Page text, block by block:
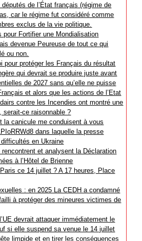
de l’État français (régime de
car le régime fut considéré comme
exclus de la vie politique.
pour Fortifier une Mondialisation
devenue Peureuse de tout ce qui
ou non.
pour protéger les Français du résultat
qui devrait se produire juste avant
de 2027 sans qu’elle ne puisse
et alors que les actions de l’Etat
contre les Incendies ont montré une
serait-ce raisonnable ?
la canicule me conduisent à vous
dans laquelle la presse
en Ukraine
et analysent la Déclaration
à l’Hôtel de Brienne
ce 14 juillet ? A 17 heures, Place
: en 2025 La CEDH a condamné
à protéger des mineures victimes de
devrait attaquer immédiatement le
si elle suspend sa venue le 14 juillet
limpide et en tirer les conséquences